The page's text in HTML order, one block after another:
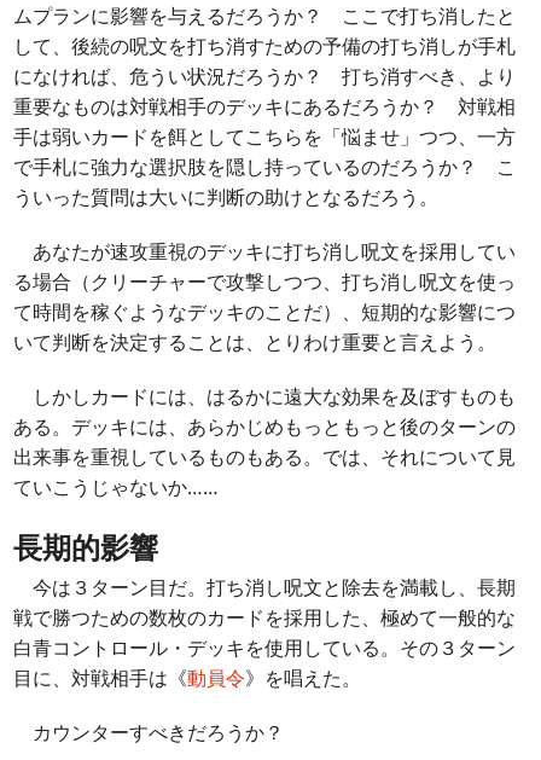
ムプランに影響を与えるだろうか？ ここで打ち消したと
して、後続の呪文を打ち消すための予備の打ち消しが手札
になければ、危うい状況だろうか？ 打ち消すべき、より
重要なものは対戦相手のデッキにあるだろうか？ 対戦相
手は弱いカードを餌としてこちらを「悩ませ」つつ、一方
で手札に強力な選択肢を隠し持っているのだろうか？ こ
ういった質問は大いに判断の助けとなるだろう。
あなたが速攻重視のデッキに打ち消し呪文を採用してい
る場合（クリーチャーで攻撃しつつ、打ち消し呪文を使っ
て時間を稼ぐようなデッキのことだ）、短期的な影響につ
いて判断を決定することは、とりわけ重要と言えよう。
しかしカードには、はるかに遠大な効果を及ぼすものも
ある。デッキには、あらかじめもっともっと後のターンの
出来事を重視しているものもある。では、それについて見
ていこうじゃないか……
長期的影響
今は３ターン目だ。打ち消し呪文と除去を満載し、長期
戦で勝つための数枚のカードを採用した、極めて一般的な
白青コントロール・デッキを使用している。その３ターン
目に、対戦相手は《動員令》を唱えた。
カウンターすべきだろうか？